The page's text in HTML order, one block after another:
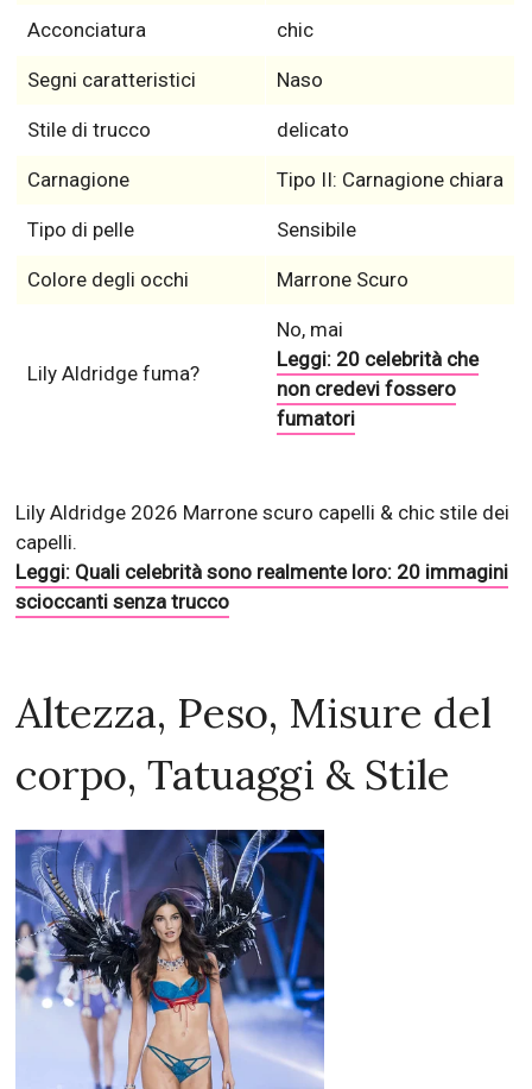
Acconciatura chic
Segni caratteristici Naso
Stile di trucco delicato
Carnagione Tipo II: Carnagione chiara
Tipo di pelle Sensibile
Colore degli occhi Marrone Scuro
Lily Aldridge fuma?
No, mai
Leggi: 20 celebrità che
non credevi fossero
fumatori
Lily Aldridge 2026 Marrone scuro capelli & chic stile dei
capelli.
Leggi: Quali celebrità sono realmente loro: 20 immagini
scioccanti senza trucco
Altezza, Peso, Misure del
corpo, Tatuaggi & Stile